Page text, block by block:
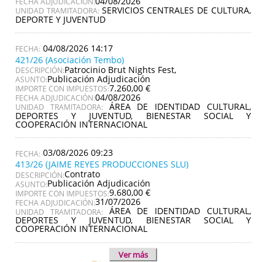
UNIDAD TRAMITADORA: SERVICIOS CENTRALES DE CULTURA,
DEPORTE Y JUVENTUD
04/08/2026 14:17
421/26 (Asociación Tembo)
DESCRIPCIÓN:Patrocinio Brut Nights Fest,
ASUNTO:Publicación Adjudicación
IMPORTE CON IMPUESTOS:7.260,00 €
FECHA ADJUDICACIÓN:04/08/2026
UNIDAD TRAMITADORA: ÁREA DE IDENTIDAD CULTURAL,
DEPORTES Y JUVENTUD, BIENESTAR SOCIAL Y
COOPERACIÓN INTERNACIONAL
03/08/2026 09:23
413/26 (JAIME REYES PRODUCCIONES SLU)
DESCRIPCIÓN:Contrato
ASUNTO:Publicación Adjudicación
IMPORTE CON IMPUESTOS:9.680,00 €
FECHA ADJUDICACIÓN:31/07/2026
UNIDAD TRAMITADORA: ÁREA DE IDENTIDAD CULTURAL,
DEPORTES Y JUVENTUD, BIENESTAR SOCIAL Y
COOPERACIÓN INTERNACIONAL
Ver más